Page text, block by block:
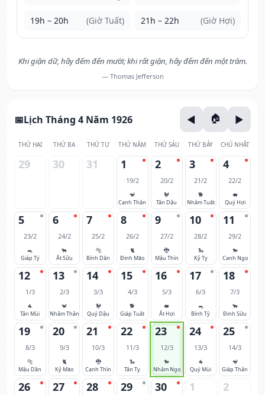
19h – 20h (Giờ Tuất) 21h – 22h (Giờ Hợi)
Khi giận dữ, hãy đếm đến mười; khi rất giận, hãy đếm đến một trăm.
— Thomas Jefferson
Lịch Tháng 4 Năm 1926
THỨ HAI THỨ BA THỨ TƯ THỨ NĂM THỨ SÁU THỨ BẢY CHỦ NHẬT
29 30 31 1
19/2
🐒
Canh Thân
2
20/2
🐓
Tân Dậu
3
21/2
🐕
Nhâm Tuất
4
22/2
🐖
Quý Hợi
5
23/2
🐀
Giáp Tý
6
24/2
🐂
Ất Sửu
7
25/2
🐅
Bính Dần
8
26/2
🐈
Đinh Mão
9
27/2
🐉
Mậu Thìn
10
28/2
🐍
Kỷ Tỵ
11
29/2
🐎
Canh Ngọ
12
1/3
🐐
Tân Mùi
13
2/3
🐒
Nhâm Thân
14
3/3
🐓
Quý Dậu
15
4/3
🐕
Giáp Tuất
16
5/3
🐖
Ất Hợi
17
6/3
🐀
Bính Tý
18
7/3
🐂
Đinh Sửu
19
8/3
🐅
Mậu Dần
20
9/3
🐈
Kỷ Mão
21
10/3
🐉
Canh Thìn
22
11/3
🐍
Tân Tỵ
23
12/3
🐎
Nhâm Ngọ
24
13/3
🐐
Quý Mùi
25
14/3
🐒
Giáp Thân
26 27 28 29 30 1 2